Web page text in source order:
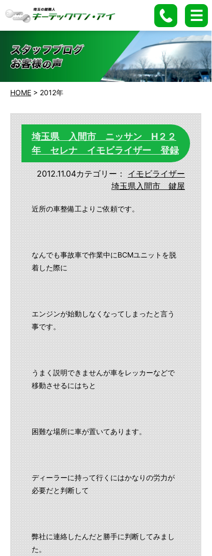
HOME > 2012年
埼玉県 入間市 ニッサン H２２
年 セレナ イモビライザー 登録
2012.11.04カテゴリー：
イモビライザー
埼玉県入間市 鍵屋
近所の車整備工よりご依頼です。
なんでも事故車で作業中にBCMユニットを脱
着した際に
エンジンが始動しなくなってしまったと言う
事です。
うまく説明できませんが車をレッカーなどで
移動させるにはちと
困難な場所に車が置いてあります。
ディーラーに持って行くにはかなりの労力が
必要だと判断して
弊社に連絡したんだと勝手に判断してみまし
た。